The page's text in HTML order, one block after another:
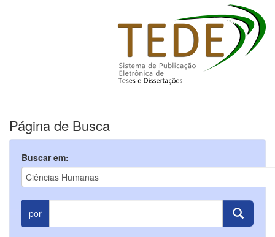
Página de Busca
Buscar em:
por